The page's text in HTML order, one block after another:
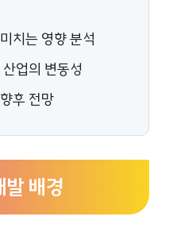
치는 영향 분석
업의 변동성
후 전망
발 배경